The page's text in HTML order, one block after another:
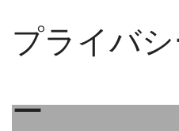
プライバ
ー